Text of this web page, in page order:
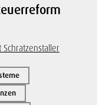
Schratzenstaller